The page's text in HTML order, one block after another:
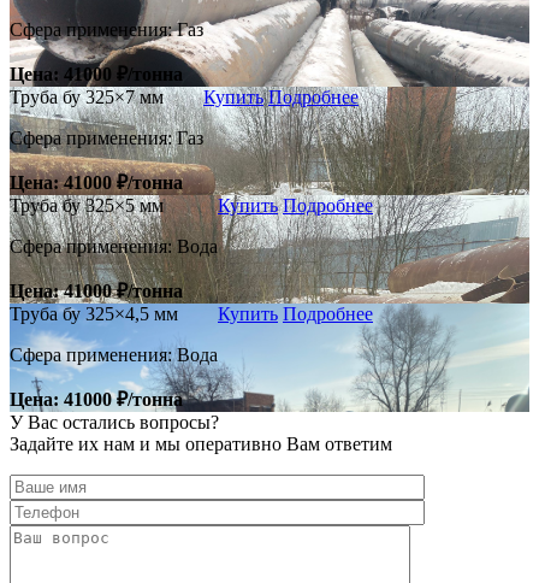
Сфера применения: Газ
Цена: 41000 ₽/тонна
Труба бу 325×7 мм
Сфера применения: Газ
Цена: 41000 ₽/тонна
Купить Подробнее
Труба бу 325×5 мм
Сфера применения: Вода
Цена: 41000 ₽/тонна
Купить Подробнее
Труба бу 325×4,5 мм
Сфера применения: Вода
Цена: 41000 ₽/тонна
Купить Подробнее
У Вас остались вопросы?
Задайте их нам и мы оперативно Вам ответим